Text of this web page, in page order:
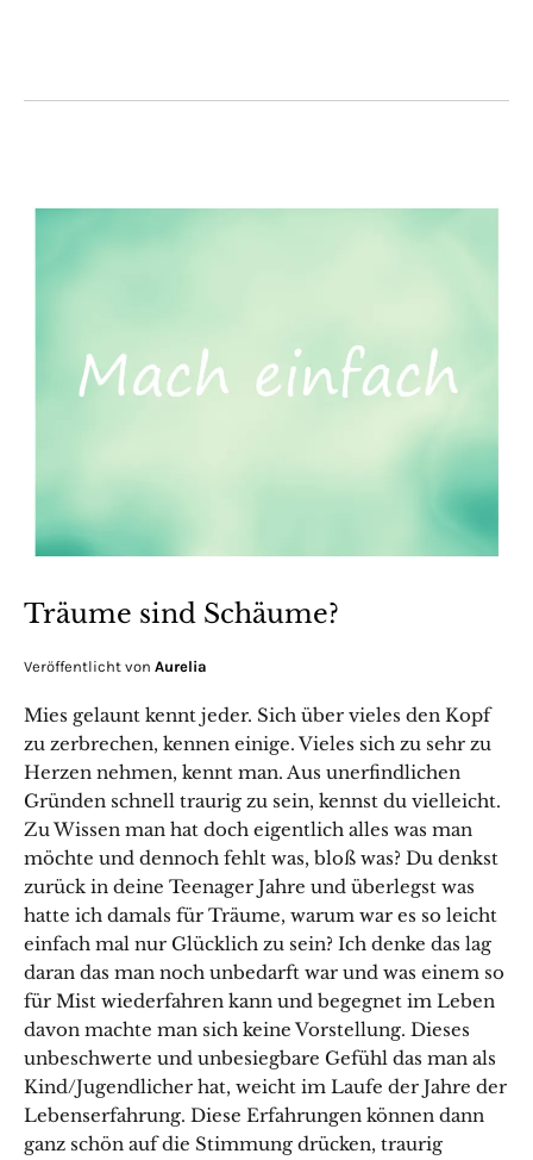
Träume sind Schäume?
Veröffentlicht von Aurelia
Mies gelaunt kennt jeder. Sich über vieles den Kopf
zu zerbrechen, kennen einige. Vieles sich zu sehr zu
Herzen nehmen, kennt man. Aus unerfindlichen
Gründen schnell traurig zu sein, kennst du vielleicht.
Zu Wissen man hat doch eigentlich alles was man
möchte und dennoch fehlt was, bloß was? Du denkst
zurück in deine Teenager Jahre und überlegst was
hatte ich damals für Träume, warum war es so leicht
einfach mal nur Glücklich zu sein? Ich denke das lag
daran das man noch unbedarft war und was einem so
für Mist wiederfahren kann und begegnet im Leben
davon machte man sich keine Vorstellung. Dieses
unbeschwerte und unbesiegbare Gefühl das man als
Kind/Jugendlicher hat, weicht im Laufe der Jahre der
Lebenserfahrung. Diese Erfahrungen können dann
ganz schön auf die Stimmung drücken, traurig